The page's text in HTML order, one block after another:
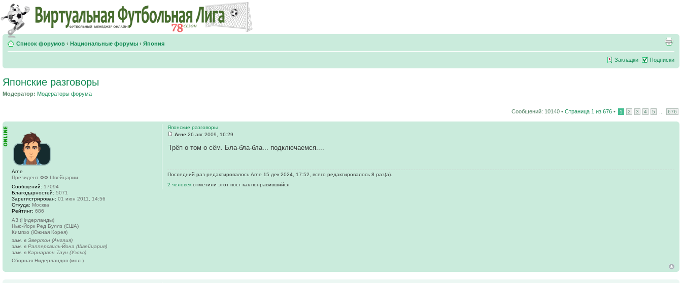
Список форумов ‹ Национальные форумы ‹ Япония
Закладки Подписки
Японские разговоры
Модератор: Модераторы форума
Сообщений: 10140 • Страница 1 из 676 • 1 2 3 4 5 676
Японские разговоры
Arne 26 авг 2009, 16:29
Трёп о том о сём. Бла-бла-бла... подключаемся....
Последний раз редактировалось Arne 15 дек 2024, 17:52, всего редактировалось 8 раз(а).
2 человекотметили этот пост как понравившийся.
Arne
Президент ФФ Швейцарии
Сообщений: 17094
Благодарностей: 5071
Зарегистрирован: 01 июн 2011, 14:56
Откуда: Москва
Рейтинг: 686
АЗ (Нидерланды)
Нью-Йорк Ред Буллз (США)
Кимпхо (Южная Корея)
зам. в Эвертон (Англия)
зам. в Рапперсвиль-Йона (Швейцария)
зам. в Карнарвон Таун (Уэльс)
Сборная Нидерландов (мол.)